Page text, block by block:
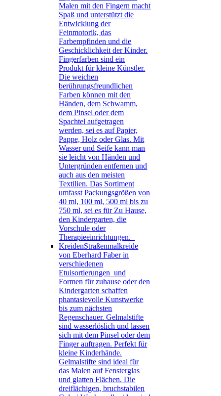
Malen mit den Fingern macht
Spaß und unterstützt die
Entwicklung der
Feinmotorik, das
Farbempfinden und die
Geschicklichkeit der Kinder.
Fingerfarben sind ein
Produkt für kleine Künstler.
Die weichen
berührungsfreundlichen
Farben können mit den
Händen, dem Schwamm,
dem Pinsel oder dem
Spachtel aufgetragen
werden, sei es auf Papier,
Pappe, Holz oder Glas. Mit
Wasser und Seife kann man
sie leicht von Händen und
Untergründen entfernen und
auch aus den meisten
Textilien. Das Sortiment
umfasst Packungsgrößen von
40 ml, 100 ml, 500 ml bis zu
750 ml, sei es für Zu Hause,
den Kindergarten, die
Vorschule oder
Therapieeinrichtungen.
KreidenStraßenmalkreide
von Eberhard Faber in
verschiedenen
Etuisortierungen und
Formen für zuhause oder den
Kindergarten schaffen
phantasievolle Kunstwerke
bis zum nächsten
Regenschauer. Gelmalstifte
sind wasserlöslich und lassen
sich mit dem Pinsel oder dem
Finger auftragen. Perfekt für
kleine Kinderhände.
Gelmalstifte sind ideal für
das Malen auf Fensterglas
und glatten Flächen. Die
dreiflächigen, bruchstabilen